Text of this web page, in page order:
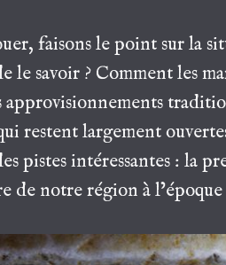
faisons le point sur la
le savoir ? Comment les
restent largement
pistes intéressantes : la
de notre région à